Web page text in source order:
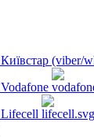
Київстар (viber/
Vodafone
Lifecell